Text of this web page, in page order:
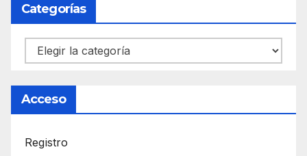
Categorías
Categorías
Acceso
Registro